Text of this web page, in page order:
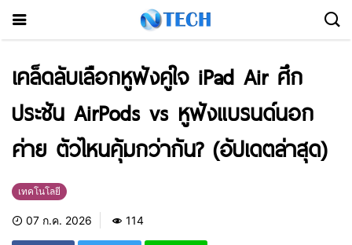
เคล็ดลับเลือกหูฟังคู่ใจ iPad Air ศึก
ประชัน AirPods vs หูฟังแบรนด์นอก
ค่าย ตัวไหนคุ้มกว่ากัน? (อัปเดตล่าสุด)
เทคโนโลยี
07 ก.ค. 2026 114